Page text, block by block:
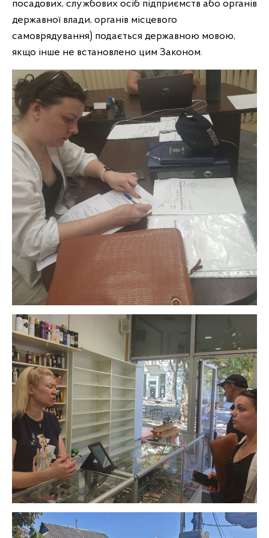
посадових, службових осіб підприємств або органів
державної влади, органів місцевого
самоврядування) подається державною мовою,
якщо інше не встановлено цим Законом.